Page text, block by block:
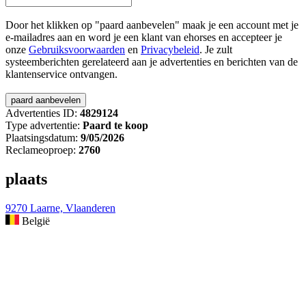
Door het klikken op "paard aanbevelen" maak je een account met je
e-mailadres aan en word je een klant van ehorses en accepteer je
onze Gebruiksvoorwaarden en Privacybeleid. Je zult
systeemberichten gerelateerd aan je advertenties en berichten van de
klantenservice ontvangen.
Advertenties ID: 4829124
Type advertentie: Paard te koop
Plaatsingsdatum: 9/05/2026
Reclameoproep: 2760
plaats
9270 Laarne, Vlaanderen
België